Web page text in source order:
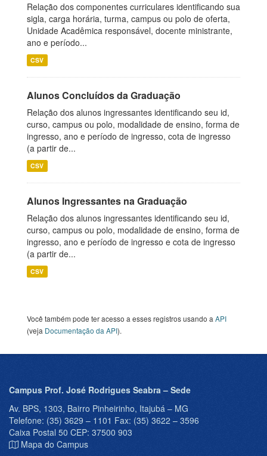
Relação dos componentes curriculares identificando sua
sigla, carga horária, turma, campus ou polo de oferta,
Unidade Acadêmica responsável, docente ministrante,
ano e período...
CSV
Alunos Concluídos da Graduação
Relação dos alunos ingressantes identificando seu id,
curso, campus ou polo, modalidade de ensino, forma de
ingresso, ano e período de ingresso, cota de ingresso
(a partir de...
CSV
Alunos Ingressantes na Graduação
Relação dos alunos ingressantes identificando seu id,
curso, campus ou polo, modalidade de ensino, forma de
ingresso, ano e período de ingresso e cota de ingresso
(a partir de...
CSV
Você também pode ter acesso a esses registros usando a API
(veja Documentação da API).
Campus Prof. José Rodrigues Seabra – Sede
Av. BPS, 1303, Bairro Pinheirinho, Itajubá – MG
Telefone: (35) 3629 – 1101 Fax: (35) 3622 – 3596
Caixa Postal 50 CEP: 37500 903
Mapa do Campus